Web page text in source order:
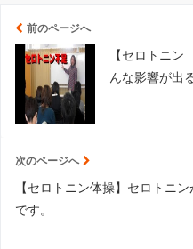
前のページへ
【セロトニ
んな影響が出
次のページへ
【セロトニン体操】セロトニ
です。